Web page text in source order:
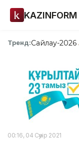
KAZINFORM
Тренд:Сайлау-2026
00:16, 04 Сәуір 2021